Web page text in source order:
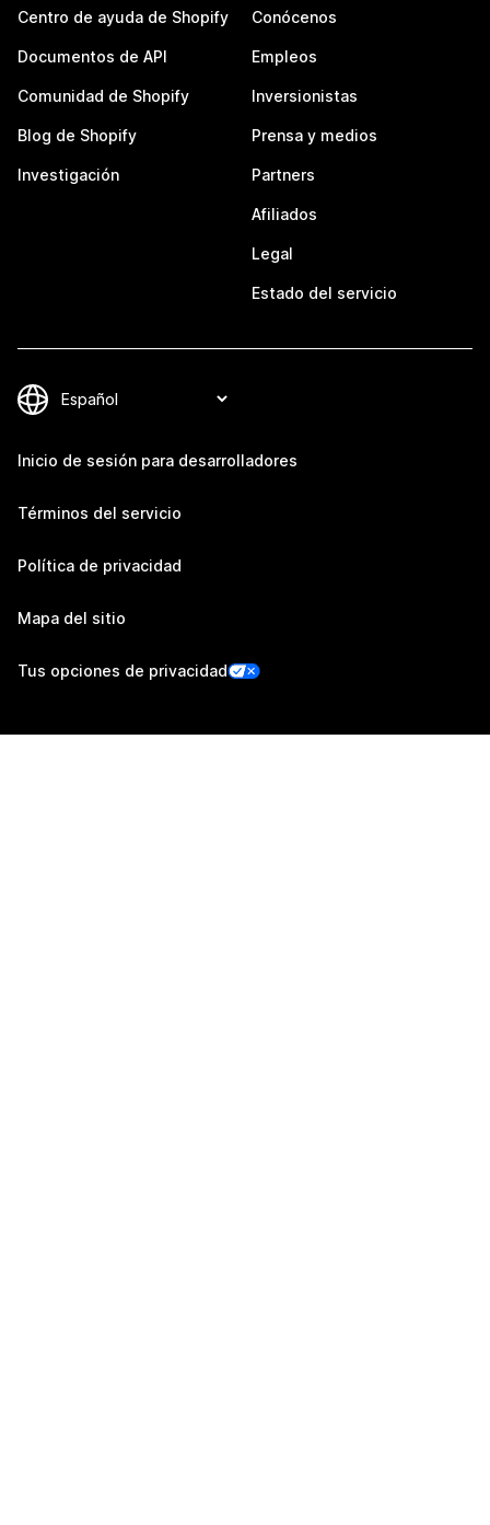
Centro de ayuda de Shopify
Documentos de API
Comunidad de Shopify
Blog de Shopify
Investigación
Conócenos
Empleos
Inversionistas
Prensa y medios
Partners
Afiliados
Legal
Estado del servicio
Inicio de sesión para desarrolladores
Términos del servicio
Política de privacidad
Mapa del sitio
Tus opciones de privacidad